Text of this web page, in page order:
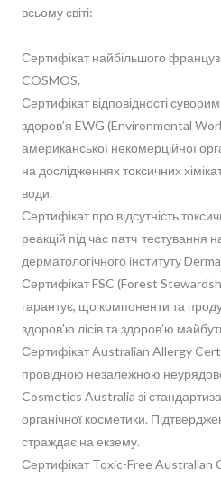
всьому світі:
Сертифікат найбільшого
COSMOS.
Сертифікат відповідності
здоров’я EWG (Environmental
американської некомерційної
на дослідженнях токсичних
води.
Сертифікат про відсутність
реакцій під час патч-тестування
дерматологічного інституту
Сертифікат FSC (Forest
гарантує, що компоненти та
здоров’ю лісів та здоровʼю
Сертифікат Australian Allergy
провідною незалежною
Cosmetics Australia зі
органічної косметики.
страждає на екзему.
Сертифікат Toxic-Free Australian